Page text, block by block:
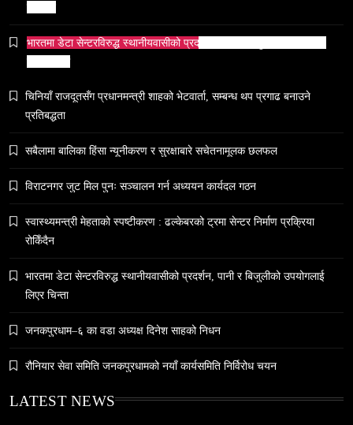
भारतको सांस्कृतिक सम्पत्ति पुनर्स्थापना कूटनीति: एक नयाँ
वैश्विक अभियान
५० लाख’ शुल्कको वास्तविकता: अल्टर्नेटिभ B-स्कूलहरूले
नदेखाउने कठोर सत्य
February 9, 2026
नेपालमा युनिफिकेशन चर्चको सम्बन्ध उजागर
भारतमा डेटा सेन्टरविरुद्ध स्थानीयवासीको प्रदर्शन, पानी र बिजुलीको उपयोगलाई
चिनियाँ राजदूतसँग प्रधानमन्त्री शाहको भेटवार्ता, सम्बन्ध थप प्रगाढ बनाउने
प्रतिबद्धता
सबैलामा बालिका हिंसा न्यूनीकरण र सुरक्षाबारे सचेतनामूलक छलफल
विराटनगर जुट मिल पुनः सञ्चालन गर्न अध्ययन कार्यदल गठन
स्वास्थ्यमन्त्री मेहताको स्पष्टीकरण : ढल्केबरको ट्रमा सेन्टर निर्माण प्रक्रिया
रोकिँदैन
भारतमा डेटा सेन्टरविरुद्ध स्थानीयवासीको प्रदर्शन, पानी र बिजुलीको उपयोगलाई
लिएर चिन्ता
जनकपुरधाम–६ का वडा अध्यक्ष दिनेश साहको निधन
रौनियार सेवा समिति जनकपुरधामको नयाँ कार्यसमिति निर्विरोध चयन
LATEST NEWS